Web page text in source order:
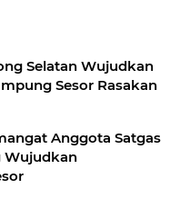
Selatan Wujudkan
Sesor Rasakan
Anggota Satgas
Wujudkan